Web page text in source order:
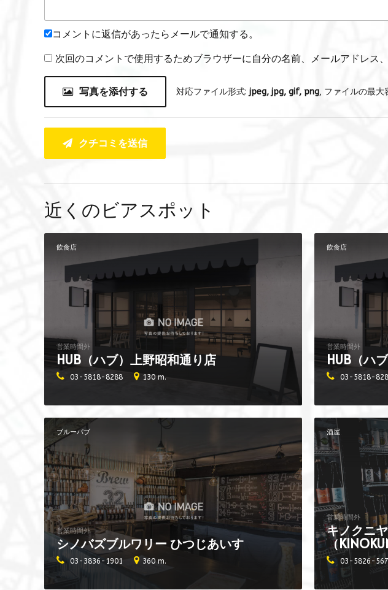
コメントに返信があったらメールで通知する。
次回のコメントで使用するためブラウザーに自分の名前、メールアドレス
写真を添付する 対応ファイル形式: jpeg, jpg, gif, png, ファイルの最大
クチコミを送信
近くのビアスポット
飲食店
HUB（ハブ）上野昭和通り店
営業時間外
03-5818-8288 130 m.
飲食店
HUB（ハ
営業時間外
03-5818-
ブルーパブ
シノバズブルワリー ひつじあいす
営業時間外
03-3836-1901 360 m.
酒屋
キノクニ
（
営業時間外
03-5826-